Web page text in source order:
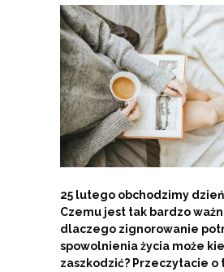
25 lutego obchodzimy
Czemu jest tak bardzo
dlaczego zignorowanie
spowolnienia życia może
zaszkodzić? Przeczytacie o